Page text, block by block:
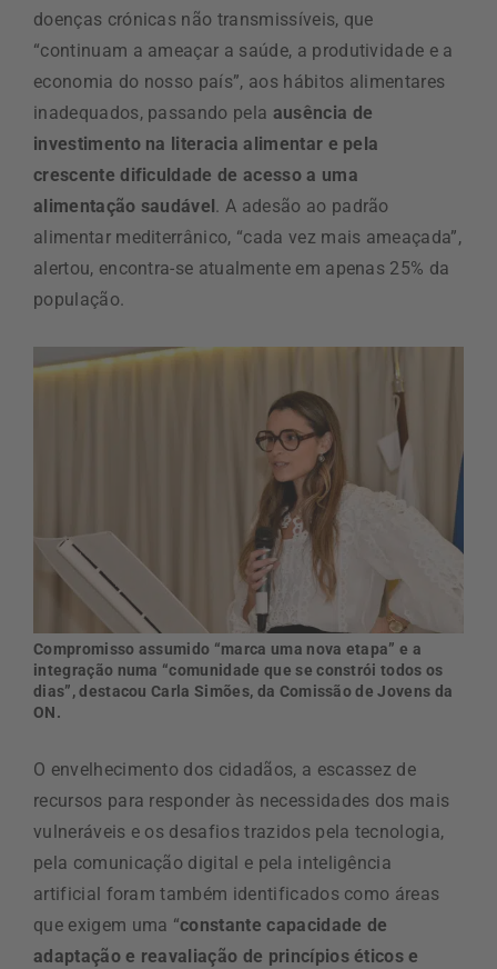
doenças crónicas não transmissíveis, que
“continuam a ameaçar a saúde, a produtividade e a
economia do nosso país”, aos hábitos alimentares
inadequados, passando pela ausência de
investimento na literacia alimentar e pela
crescente dificuldade de acesso a uma
alimentação saudável. A adesão ao padrão
alimentar mediterrânico, “cada vez mais ameaçada”,
alertou, encontra-se atualmente em apenas 25% da
população.
Compromisso assumido “marca uma nova etapa” e a
integração numa “comunidade que se constrói todos os
dias”, destacou Carla Simões, da Comissão de Jovens da
ON.
O envelhecimento dos cidadãos, a escassez de
recursos para responder às necessidades dos mais
vulneráveis e os desafios trazidos pela tecnologia,
pela comunicação digital e pela inteligência
artificial foram também identificados como áreas
que exigem uma “constante capacidade de
adaptação e reavaliação de princípios éticos e